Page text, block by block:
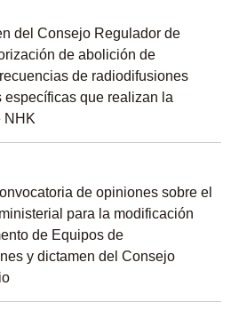
del Consejo Regulador de
de abolición de
de radiodifusiones
específicas que realizan la
NHK
de opiniones sobre el
para la modificación
de Equipos de
y dictamen del Consejo